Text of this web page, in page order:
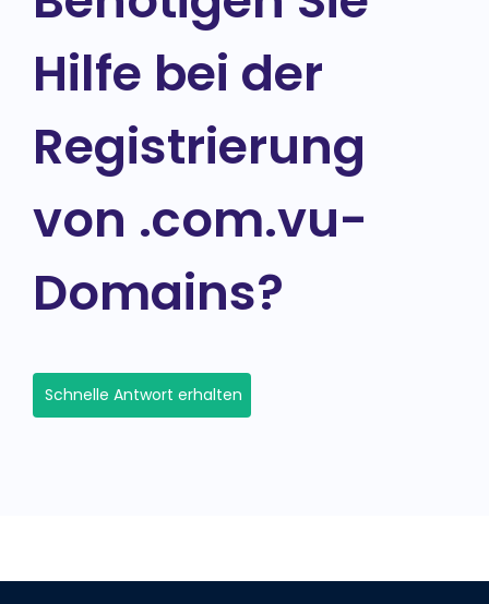
Hilfe bei der
Registrierung
von .com.vu-
Domains?
Schnelle Antwort erhalten